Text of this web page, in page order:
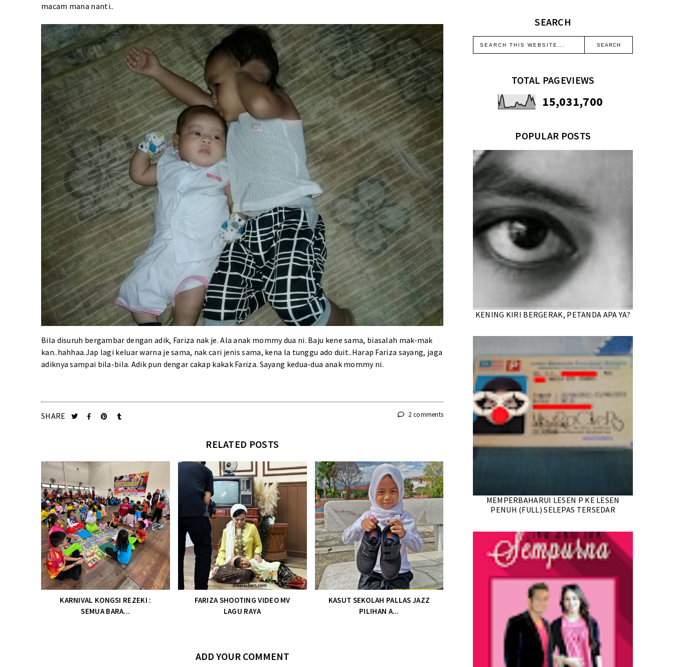
macam mana nanti..
Bila disuruh bergambar dengan adik, Fariza nak je. Ala anak mommy dua ni. Baju kene sama, biasalah mak-mak
kan..hahhaa.Jap lagi keluar warna je sama, nak cari jenis sama, kena la tunggu ado duit..Harap Fariza sayang, jaga
adiknya sampai bila-bila. Adik pun dengar cakap kakak Fariza. Sayang kedua-dua anak mommy ni.
SHARE 2 comments
RELATED POSTS
KARNIVAL KONGSI REZEKI :
SEMUA BARA...
FARIZA SHOOTING VIDEO MV
LAGU RAYA
KASUT SEKOLAH PALLAS JAZZ
PILIHAN A...
ADD YOUR COMMENT
SEARCH
TOTAL PAGEVIEWS
15,031,700
POPULAR POSTS
KENING KIRI BERGERAK, PETANDA APA YA?
MEMPERBAHARUI LESEN P KE LESEN
PENUH (FULL) SELEPAS TERSEDAR